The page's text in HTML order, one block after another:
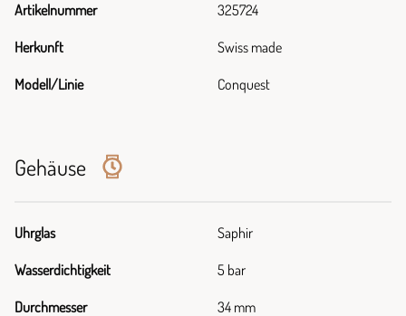
Artikelnummer 325724
Herkunft Swiss made
Modell/Linie Conquest
Gehäuse
Uhrglas Saphir
Wasserdichtigkeit 5 bar
Durchmesser 34 mm